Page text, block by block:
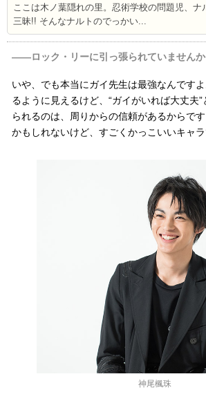
ここは木ノ葉隠れの里。忍術学校の問題児、ナ
三昧!! そんなナルトのでっかい...
――ロック・リーに引っ張られていません
いや、でも本当にガイ先生は最強なんです
るように見えるけど、“ガイがいれば大丈夫”
られるのは、周りからの信頼があるからで
かもしれないけど、すごくかっこいいキャラ
神尾楓珠